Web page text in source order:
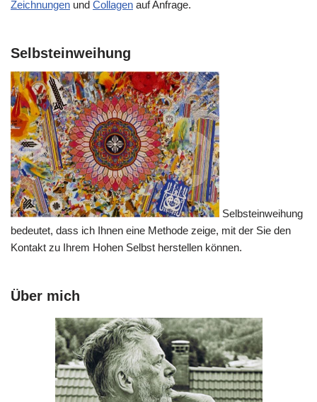
Zeichnungen und Collagen auf Anfrage.
Selbsteinweihung
Selbsteinweihung
bedeutet, dass ich Ihnen eine Methode zeige, mit der Sie den
Kontakt zu Ihrem Hohen Selbst herstellen können.
Über mich